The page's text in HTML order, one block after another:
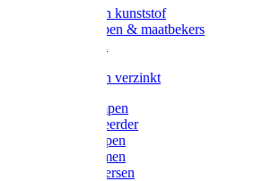
Voerbakken kunststof
Voerscheppen & maatbekers
Voerbakken verzinkt
Warmtelampen
Staartcoupeerder
Biggenkappen
Neuskrammen
Varken diversen